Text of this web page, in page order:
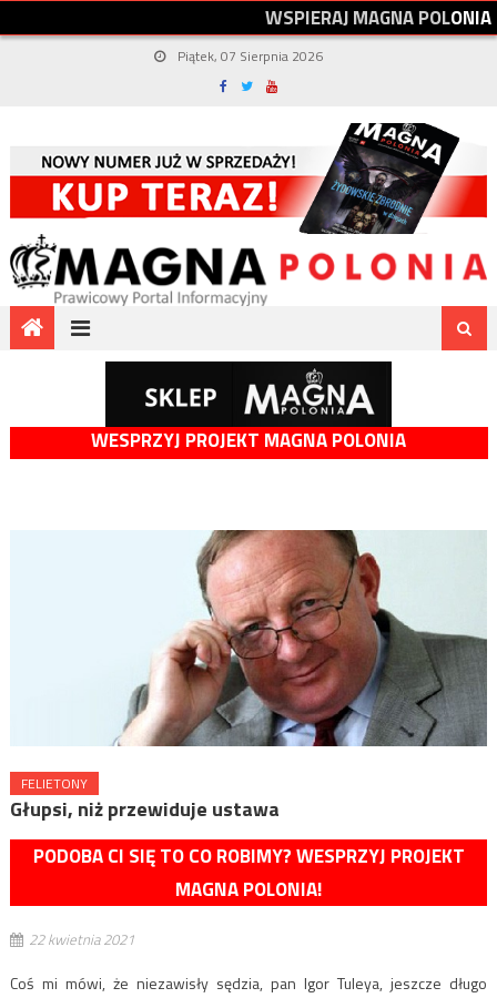
WSPIERAJMAGNAPOLONIA
Piątek, 07 Sierpnia 2026
WESPRZYJ PROJEKT MAGNA POLONIA
FELIETONY
Głupsi, niż przewiduje ustawa
PODOBA CI SIĘ TO CO ROBIMY? WESPRZYJ PROJEKT
MAGNA POLONIA!
22 kwietnia 2021
Coś mi mówi, że niezawisły sędzia, pan Igor Tuleya, jeszcze długo